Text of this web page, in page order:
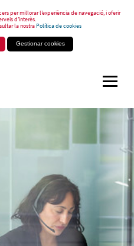
per millorar l’experiència de navegació, i oferir
d’interès.
la nostraPolítica de cookies
Gestionar cookies